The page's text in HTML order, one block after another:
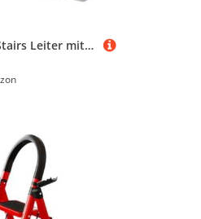
FewNvWa Cat Stairs Leiter mit 3 Stufen Faltbare Haustier Treppe Hunde Stufen Hocker Katzenrampe Aus Strapazierfähigem Stoff mit Stauraum für Wohnzimmer Schlaf, Grau